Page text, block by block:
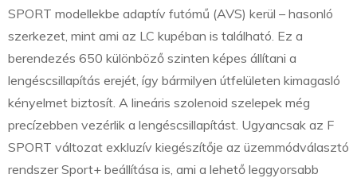
SPORT modellekbe adaptív futómű (AVS) kerül – hasonló
szerkezet, mint ami az LC kupéban is található. Ez a
berendezés 650 különböző szinten képes állítani a
lengéscsillapítás erejét, így bármilyen útfelületen kimagasló
kényelmet biztosít. A lineáris szolenoid szelepek még
precízebben vezérlik a lengéscsillapítást. Ugyancsak az F
SPORT változat exkluzív kiegészítője az üzemmódválasztó
rendszer Sport+ beállítása is, ami a lehető leggyorsabb